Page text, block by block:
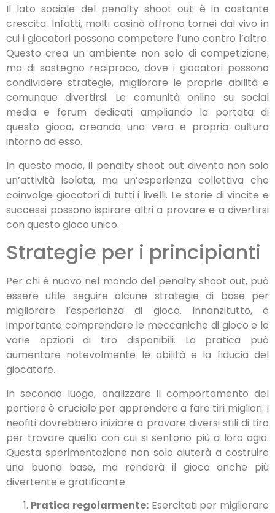
Il lato sociale del penalty shoot out è in costante
crescita. Infatti, molti casinò offrono tornei dal vivo in
cui i giocatori possono competere l’uno contro l’altro.
Questo crea un ambiente non solo di competizione,
ma di sostegno reciproco, dove i giocatori possono
condividere strategie, migliorare le proprie abilità e
comunque divertirsi. Le comunità online su social
media e forum dedicati ampliando la portata di
questo gioco, creando una vera e propria cultura
intorno ad esso.
In questo modo, il penalty shoot out diventa non solo
un’attività isolata, ma un’esperienza collettiva che
coinvolge giocatori di tutti i livelli. Le storie di vincite e
successi possono ispirare altri a provare e a divertirsi
con questo gioco unico.
Strategie per i principianti
Per chi è nuovo nel mondo del penalty shoot out, può
essere utile seguire alcune strategie di base per
migliorare l’esperienza di gioco. Innanzitutto, è
importante comprendere le meccaniche di gioco e le
varie opzioni di tiro disponibili. La pratica può
aumentare notevolmente le abilità e la fiducia del
giocatore.
In secondo luogo, analizzare il comportamento del
portiere è cruciale per apprendere a fare tiri migliori. I
neofiti dovrebbero iniziare a provare diversi stili di tiro
per trovare quello con cui si sentono più a loro agio.
Questa sperimentazione non solo aiuterà a costruire
una buona base, ma renderà il gioco anche più
divertente e gratificante.
Pratica regolarmente:Esercitati per migliorare